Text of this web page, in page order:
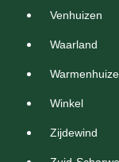
Venhuizen
Waarland
Winkel
Zijdewind